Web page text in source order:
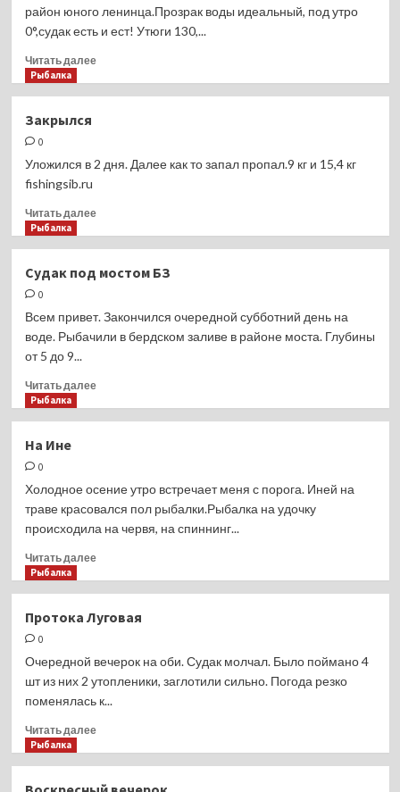
район юного ленинца.Прозрак воды идеальный, под утро
0°,судак есть и ест! Утюги 130,...
Читать далееПрочитать
не
Рыбалка
Закрылся
0
Уложился в 2 дня. Далее как то запал пропал.9 кг и 15,4 кг
fishingsib.ru
Читать далееПрочитать
Рыбалка
Судак под мостом БЗ
0
Всем привет. Закончился очередной субботний день на
воде. Рыбачили в бердском заливе в районе моста. Глубины
от 5 до 9...
Читать далееПрочитать
БЗ
Рыбалка
На Ине
0
Холодное осение утро встречает меня с порога. Иней на
траве красовался пол рыбалки.Рыбалка на удочку
происходила на червя, на спиннинг...
Читать далееПрочитать
Ине
Рыбалка
Протока Луговая
0
Очередной вечерок на оби. Судак молчал. Было поймано 4
шт из них 2 утопленики, заглотили сильно. Погода резко
поменялась к...
Читать далееПрочитать
Рыбалка